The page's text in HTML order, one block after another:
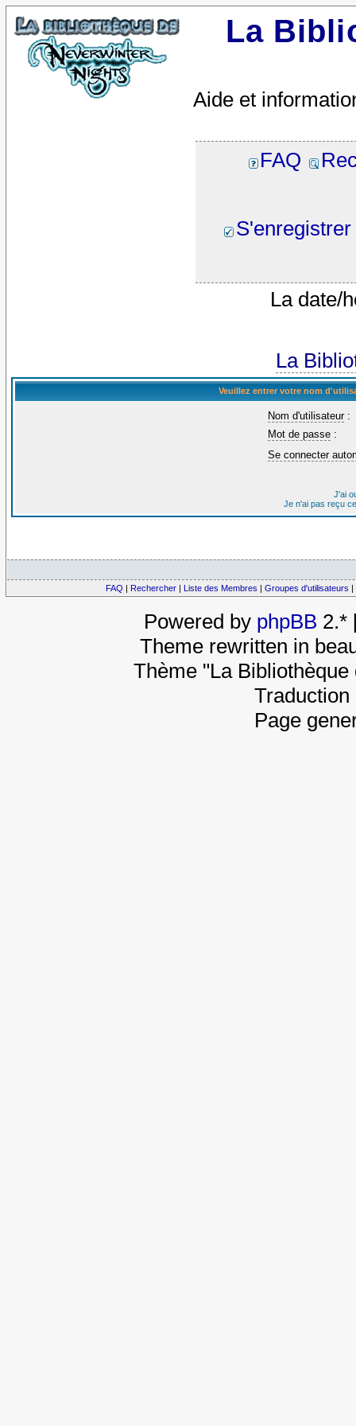
La
Aide et
FAQ
S'enregistrer
La date/
La
Veuillez entrer votre nom
Nom d'utilisateur:
Mot de passe :
Se connecter
J'ai
Je n'ai pas reçu
FAQ | Rechercher | Liste des Membres | Groupes d'utilisateurs |
Powered by phpBB 2.*
Theme rewritten in
Thème "La
Page